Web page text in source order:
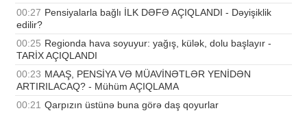
00:27 Pensiyalarla bağlı İLK DƏFƏ AÇIQLANDI - Dəyişiklik
edilir?
00:25 Regionda hava soyuyur: yağış, külək, dolu başlayır -
TARİX AÇIQLANDI
00:23 MAAŞ, PENSİYA VƏ MÜAVİNƏTLƏR YENİDƏN
ARTIRILACAQ? - Mühüm AÇIQLAMA
00:21 Qarpızın üstünə buna görə daş qoyurlar